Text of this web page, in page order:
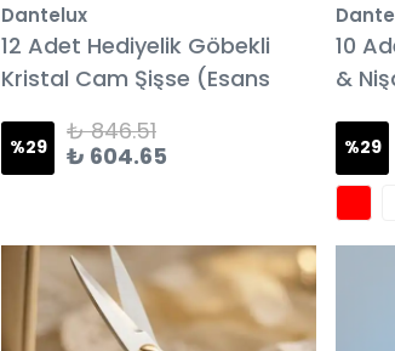
Dantelux
12 Adet Hediyelik Göbekli
Kristal Cam Şişse (Esans
%29
₺ 846.51
₺ 604.65
10
&
%29